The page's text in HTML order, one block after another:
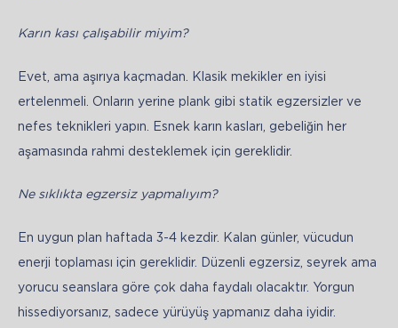
Karın kası çalışabilir miyim?
Evet, ama aşırıya kaçmadan. Klasik mekikler en iyisi
ertelenmeli. Onların yerine plank gibi statik egzersizler ve
nefes teknikleri yapın. Esnek karın kasları, gebeliğin her
aşamasında rahmi desteklemek için gereklidir.
Ne sıklıkta egzersiz yapmalıyım?
En uygun plan haftada 3-4 kezdir. Kalan günler, vücudun
enerji toplaması için gereklidir. Düzenli egzersiz, seyrek ama
yorucu seanslara göre çok daha faydalı olacaktır. Yorgun
hissediyorsanız, sadece yürüyüş yapmanız daha iyidir.